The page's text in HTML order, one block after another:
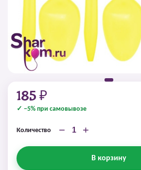
185 ₽
✓ −5% при самовывозе
Количество − +
В корзину